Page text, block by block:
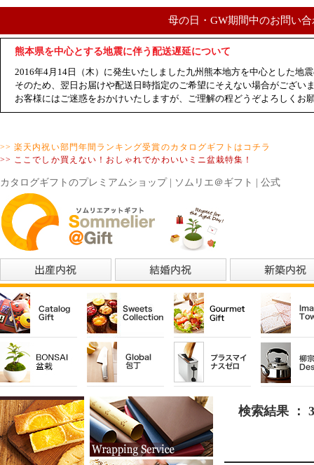
母の日・GW期間中のお問い
熊本県を中心とする地震に伴う配送遅延について
2016年4月14日（木）に発生いたしました九州熊本地方を中心とした地
そのため、翌日お届けや配送日時指定のご希望にそえない場合がござい
お客様にはご迷惑をおかけいたしますが、ご理解の程どうぞよろしくお
>> 楽天内祝い部門年間ランキング受賞のカタログギフトはコチラ
>> ここでしか買えない！おしゃれでかわいいミニ盆栽特集！
カタログギフトのプレミアムショップ | ソムリエ＠ギフト | 公式
検索結果 ：